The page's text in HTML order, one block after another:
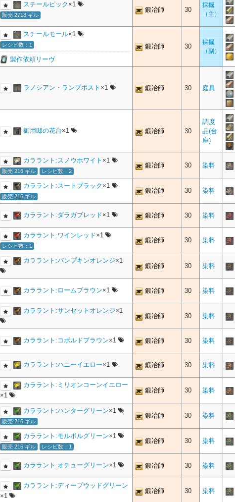
スチールピック ×1
販売 2718 ギル
鍛冶師 30
採掘
（主）
スチールモール×1
レシピ数：1
製作依頼リーヴ
鍛冶師 30
採掘
（副）
ラノシアン・ランプポスト ×1 鍛冶師 30 庭具
御用邸の花台×1 鍛冶師 30
調度
品(台
座)
カララント:スノウホワイト ×1
販売 216 ギル レシピ数：2
鍛冶師 30 染料
カララント:スートブラック ×1
販売 216 ギル
鍛冶師 30 染料
カララント:ダラガブレッド×1 鍛冶師 30 染料
カララント:ワインレッド×1
レシピ数：1
鍛冶師 30 染料
カララント:パンプキンオレンジ×1
鍛冶師 30 染料
カララント:ロームブラウン×1 鍛冶師 30 染料
カララント:サンセットオレンジ×1
鍛冶師 30 染料
カララント:コボルドブラウン×1 鍛冶師 30 染料
カララント:ハニーイエロー×1 鍛冶師 30 染料
カララント:ミリオンコーンイエロー
×1
鍛冶師 30 染料
カララント:ハンターグリーン×1
販売 216 ギル
鍛冶師 30 染料
カララント:モルボルグリーン×1
販売 216 ギル レシピ数：1
鍛冶師 30 染料
カララント:オチューグリーン×1 鍛冶師 30 染料
カララント:ディープウッドグリーン
×1
鍛冶師 30 染料